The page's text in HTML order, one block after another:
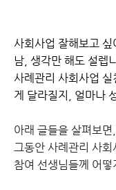
사회사업 잘해보고
남, 생각만 해도 설렙
사례관리 사회사업
게 달라질지, 얼마나
아래 글들을 살펴보면,
그동안 사례관리 사
참여 선생님들께 어